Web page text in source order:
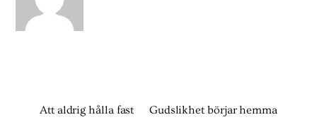
Att aldrig hålla fast Gudslikhet börjar hemma